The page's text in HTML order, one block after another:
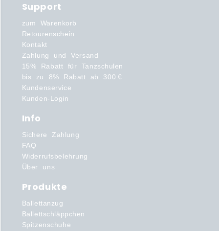
Support
zum Warenkorb
Retourenschein
Kontakt
Zahlung und Versand
15% Rabatt für Tanzschulen
bis zu 8% Rabatt ab 300 €
Kundenservice
Kunden-Login
Info
Sichere Zahlung
FAQ
Widerrufsbelehrung
Über uns
Produkte
Ballettanzug
Ballettschläppchen
Spitzenschuhe